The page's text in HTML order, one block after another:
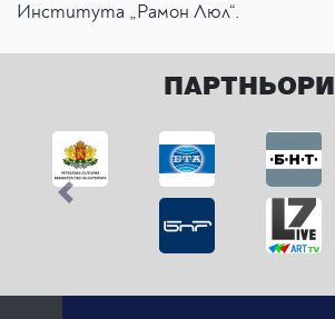
Института „Рамон Люл“.
ПАРТНЬОРИ
Previous